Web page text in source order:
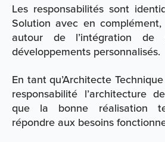
Les responsabilités sont
Solution avec en
autour de l’intégration de
développements personnalisés.
En tant qu’Architecte
responsabilité l’architecture
que la bonne réalisation
répondre aux besoins